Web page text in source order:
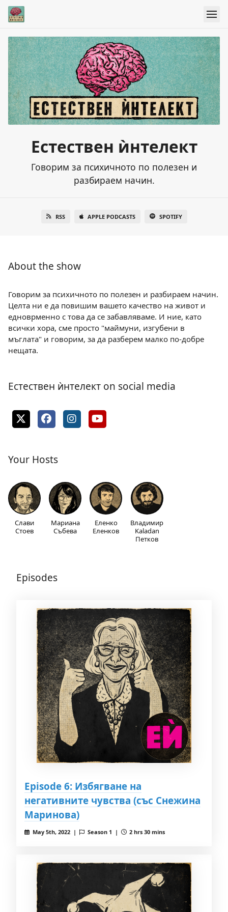
Естествен ѝнтелект
Говорим за психичното по полезен и
разбираем начин.
RSS APPLE PODCASTS SPOTIFY
About the show
Говорим за психичното по полезен и разбираем начин.
Целта ни е да повишим вашето качество на живот и
едноврменно с това да се забавляваме. И ние, като
всички хора, сме просто "маймуни, изгубени в
мъглата" и говорим, за да разберем малко по-добре
нещата.
Естествен ѝнтелект on social media
Your Hosts
Слави
Стоев
Мариана
Събева
Еленко
Еленков
Владимир
Kaladan
Петков
Episodes
Episode 6: Избягване на
негативните чувства (със Снежина
Маринова)
May 5th, 2022 | Season 1 | 2 hrs 30 mins